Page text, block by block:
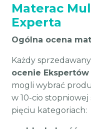
Materac
Experta
Ogólna ocena
Każdy
ocenie Ekspertów
mogli wybrać
w 10-cio stopniowej
pięciu kategoriach: